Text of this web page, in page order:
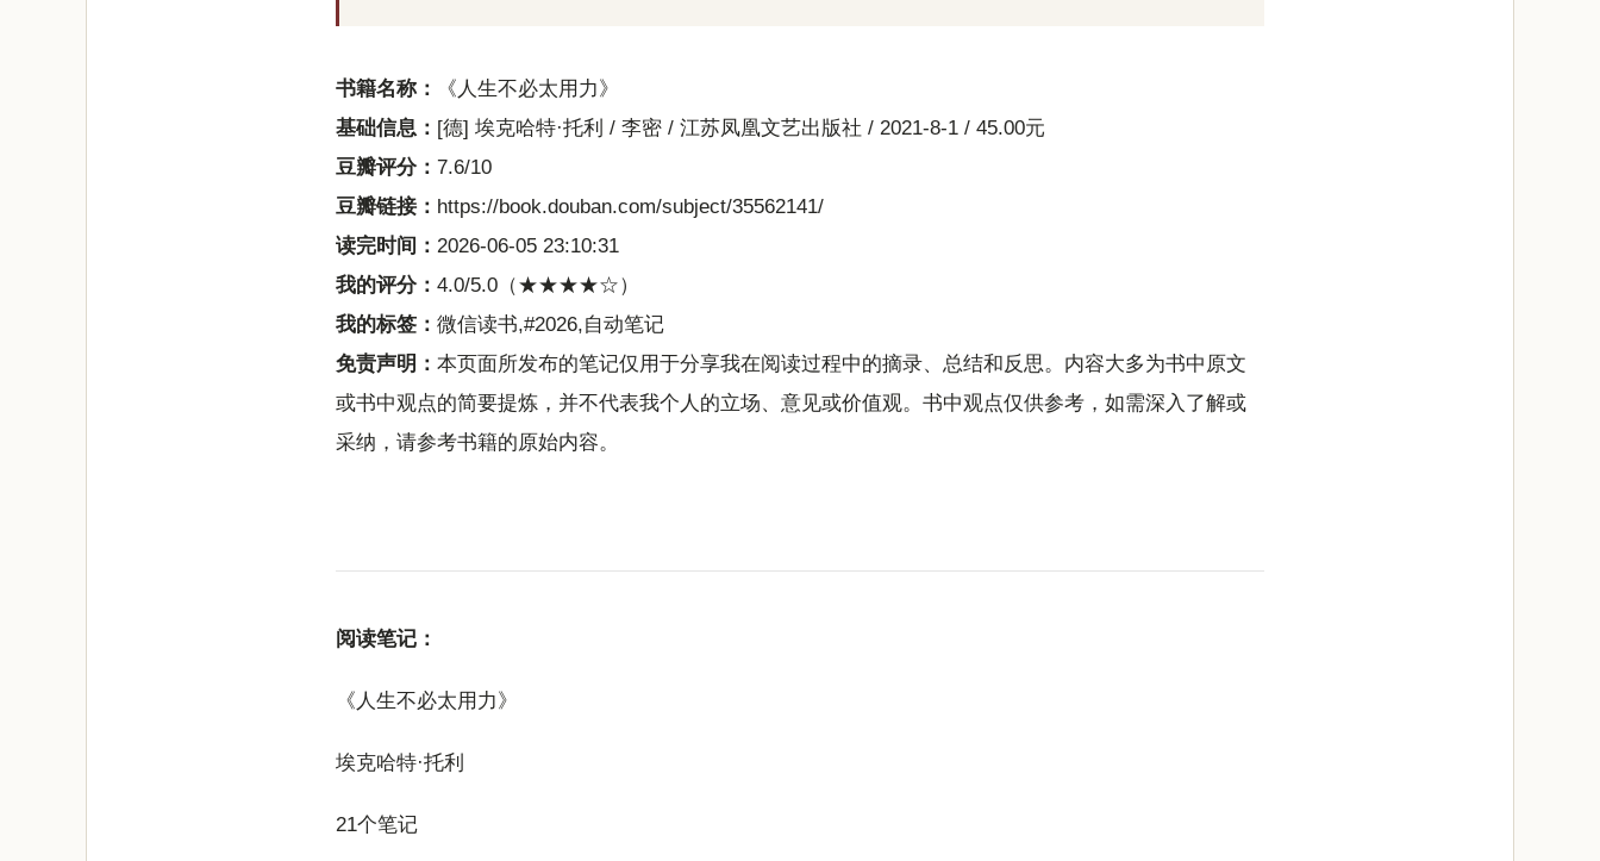
书籍名称：
《人生不必太用力》
基础信息： [德] 埃克哈特·托利 / 李密 / 江苏凤凰文艺出版社 / 2021-8-1 / 45.00元
豆瓣评分： 7.6/10
豆瓣链接： https://book.douban.com/subject/35562141/
读完时间： 2026-06-05 23:10:31
我的评分： 4.0/5.0（★★★★☆）
我的标签： 微信读书,#2026,自动笔记
免责声明： 本页面所发布的笔记仅用于分享我在阅读过程中的摘录、总结和反思。内容大多为书中原文
或书中观点的简要提炼，并不代表我个人的立场、意见或价值观。书中观点仅供参考，如需深入了解或
采纳，请参考书籍的原始内容。
阅读笔记：
《人生不必太用力》
埃克哈特·托利
21个笔记